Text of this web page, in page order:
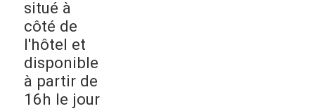
situé à
côté de
l'hôtel et
disponible
à partir de
16h le jour